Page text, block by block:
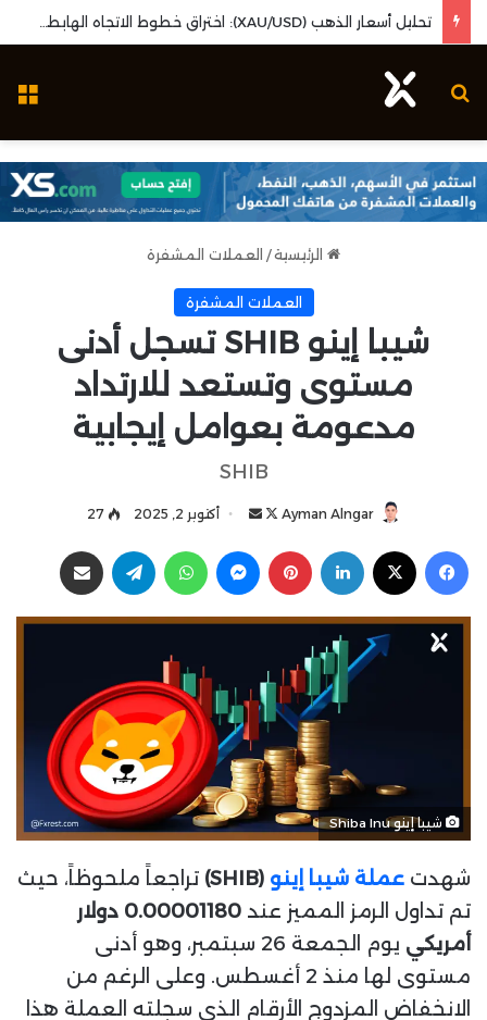
تحليل سهم مجموعة صافولا: نمو الأرباح الفصلية وارتكاز فني محوري لإعادة استهداف المقاومات
بحث عن
الرئيسية/ العملات المشفرة
العملات المشفرة
شيبا إينو SHIB تسجل أدنى
مستوى وتستعد للارتداد
مدعومة بعوامل إيجابية
SHIB
Ayman Alngar
ت
ب
ع
ع
X
س
ل
ب
ا
ل
ك
ت
أكتوبر 2, 2025 27
شيبا إينو Shiba Inu
شهدت عملة شيبا إينو (SHIB)
تراجعاً ملحوظاً، حيث
تم تداول الرمز المميز عند
0.00001180 دولار
أمريكي
يوم الجمعة 26 سبتمبر، وهو أدنى
مستوى لها منذ 2 أغسطس. وعلى الرغم من
الانخفاض المزدوج الأرقام الذي سجلته العملة هذا